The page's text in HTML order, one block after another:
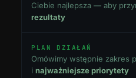
Ciebie najlepsza — aby
rezultaty
PLAN DZIAŁAŃ
Omówimy wstępnie zakres
inajważniejsze priorytety